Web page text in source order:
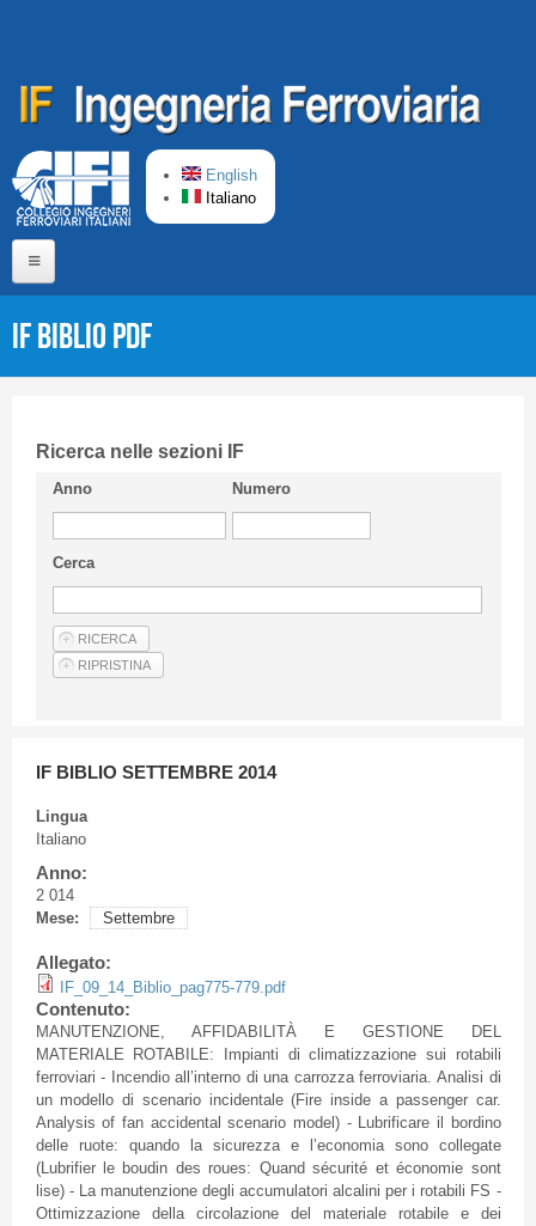
English
Italiano
CIFI in breve
Linee Guida
Privacy Policy
Articoli
IF Biblio PDF
Ricerca nelle sezioni IF
Anno Numero
Cerca
IF BIBLIO SETTEMBRE 2014
Lingua
Italiano
Anno:
2 014
Mese:
Settembre
Allegato:
IF_09_14_Biblio_pag775-779.pdf
Contenuto:
MANUTENZIONE, AFFIDABILITÀE GESTIONE DEL
MATERIALE
ROTABILE: Impianti di climatizzazione sui
rotabili
ferroviari - Incendio all’interno di una carrozza ferroviaria. Analisi di
un modello di scenario incidentale(Fire inside a passenger car.
Analysis of fan accidental scenario model) - Lubrificare il
bordino
delle
ruote: quandola sicurezzae l’economia sono
collegate
(Lubrifierle boudin des roues: Quand sécurité etéconomie sont
lise) - La manutenzione degli accumulatori alcalini per i rotabili FS -
Ottimizzazione
della circolazionedel materiale rotabilee dei